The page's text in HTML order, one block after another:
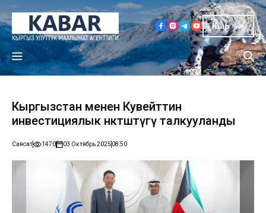
Кыр
Кыргызстан менен Кувейттин
инвестициялык өнөктөштүгү талкууланды
Саясат 1470 03 Октябрь 2025 08:50